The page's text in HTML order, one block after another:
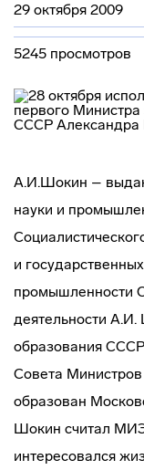
29 октября 2009
5245 просмотров
А.И.Шокин –
науки и
и
промышленности
деятельности
образования
Совета
образован
Шокин считал
интересовался